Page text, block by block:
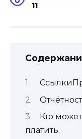
11
Кто
платить